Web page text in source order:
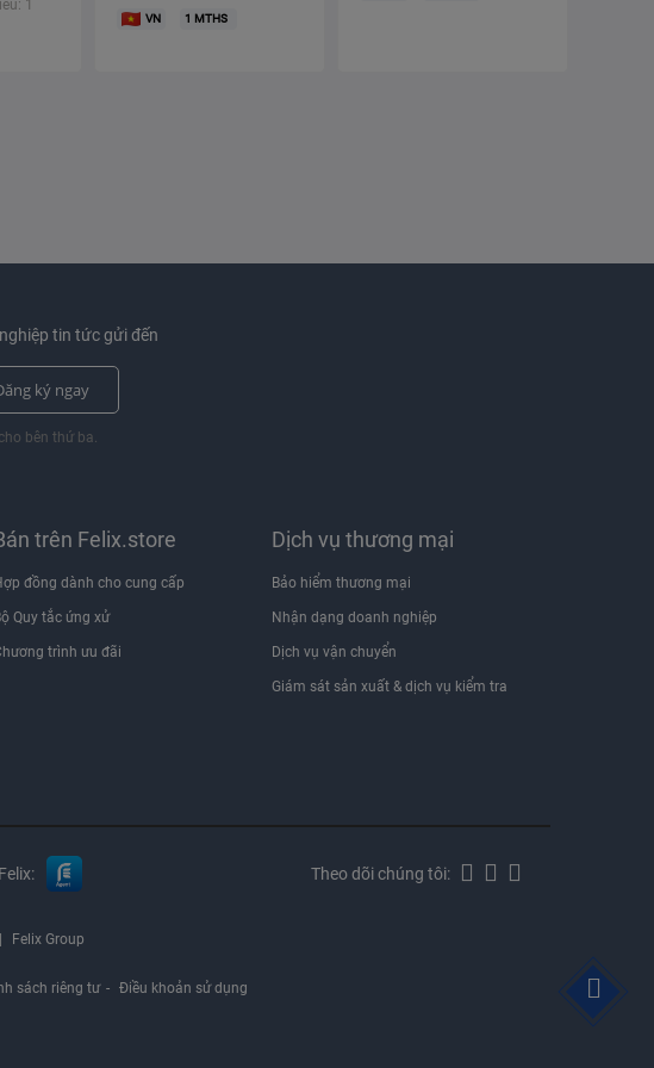
1
VN 1 MTHS
tin tức gửi đến
ký ngay
bên thứ ba.
trên Felix.store
đồng dành cho cung cấp
Quy tắc ứng xử
trình ưu đãi
Dịch vụ thương mại
Bảo hiểm thương mại
Nhận dạng doanh nghiệp
Dịch vụ vận chuyển
Giám sát sản xuất & dịch vụ kiểm tra
Theo dõi chúng tôi:
Felix Group
sách riêng tư Điều khoản sử dụng